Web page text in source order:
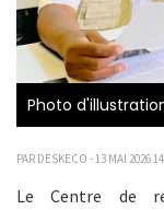
Photo
PAR DESKECO - 13 MAI 2026
Le Centre de